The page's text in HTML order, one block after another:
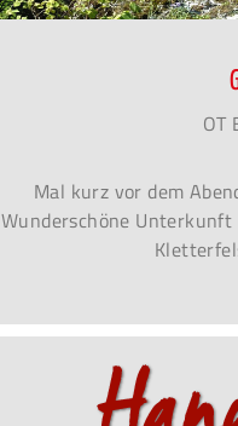
OT
Mal kurz vor dem
Wunderschöne